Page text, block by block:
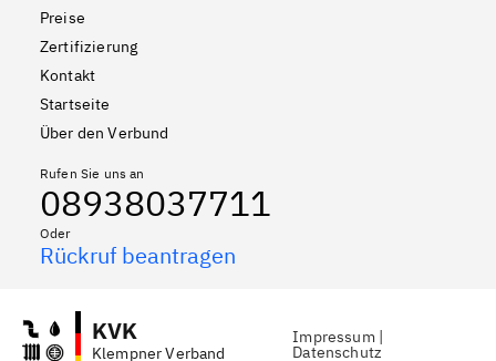
Preise
Zertifizierung
Kontakt
Startseite
Über den Verbund
Rufen Sie uns an
08938037711
Oder
Rückruf beantragen
KVK
Klempner Verband
Impressum |
Datenschutz